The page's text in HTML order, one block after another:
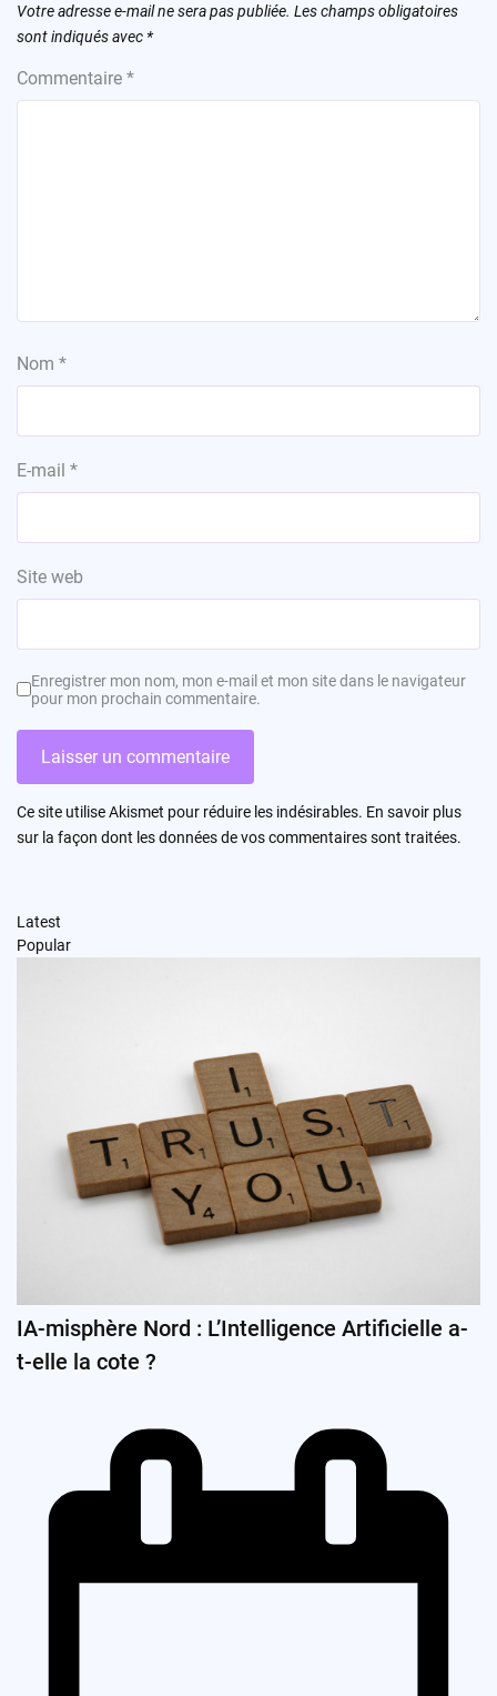
Votre adresse e-mail ne sera pas publiée. Les champs obligatoires
sont indiqués avec *
Commentaire *
Nom *
E-mail *
Site web
Enregistrer mon nom, mon e-mail et mon site dans le navigateur
pour mon prochain commentaire.
Ce site utilise Akismet pour réduire les indésirables. En savoir plus
sur la façon dont les données de vos commentaires sont traitées.
Latest
Popular
IA-misphère Nord : L’Intelligence Artificielle a-
t-elle la cote ?